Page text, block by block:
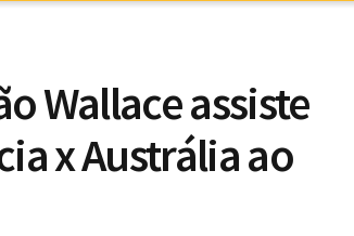
Wallace assiste
x Austrália ao